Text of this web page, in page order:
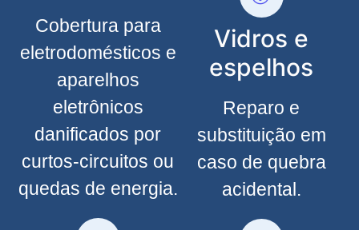
Cobertura para
eletrodomésticos e
aparelhos
eletrônicos
danificados por
curtos-circuitos ou
quedas de energia.
Vidros e
espelhos
Reparo e
substituição em
caso de quebra
acidental.